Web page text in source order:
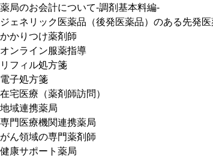
薬局のお会計について-調剤基本料編-
ジェネリック医薬品（後発医薬品）のある先発
かかりつけ薬剤師
オンライン服薬指導
リフィル処方箋
電子処方箋
在宅医療（薬剤師訪問）
地域連携薬局
専門医療機関連携薬局
がん領域の専門薬剤師
健康サポート薬局